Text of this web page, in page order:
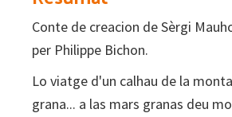
+
audiò)
quantity
Conte de creacion de Sèrgi
per Philippe Bichon.
Lo viatge d'un calhau de la
grana... a las mars granas deu